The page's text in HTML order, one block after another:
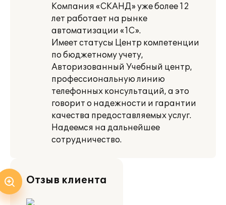
Компания «СКАНД» уже более 12
лет работает на рынке
автоматизации «1С».
Имеет статусы Центр компетенции
по бюджетному учету,
Авторизованный Учебный центр,
профессиональную линию
телефонных консультаций, а это
говорит о надежности и гарантии
качества предоставляемых услуг.
Надеемся на дальнейшее
сотрудничество.
Отзыв клиента